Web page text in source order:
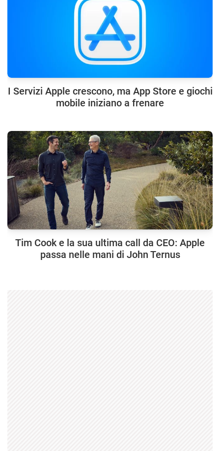
I Servizi Apple crescono, ma App Store e giochi
mobile iniziano a frenare
Tim Cook e la sua ultima call da CEO: Apple
passa nelle mani di John Ternus